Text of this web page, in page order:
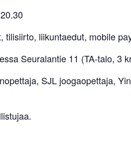
tilisiirto, liikuntaedut, mobile
Seuralantie 11 (TA-talo, 3
SJL joogaopettaja,